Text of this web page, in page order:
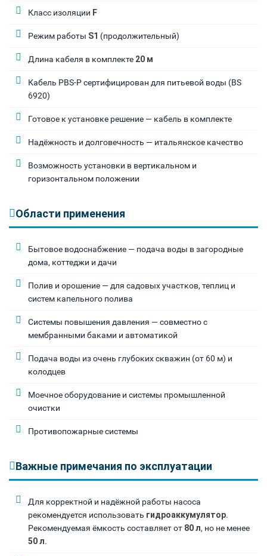
Класс изоляции F
Режим работы S1 (продолжительный)
Длина кабеля в комплекте 20 м
Кабель PBS-P сертифицирован для питьевой воды (BS
6920)
Готовое к установке решение — кабель в комплекте
Надёжность и долговечность — итальянское качество
Возможность установки в вертикальном и
горизонтальном положении
Области применения
Бытовое водоснабжение — подача воды в загородные
дома, коттеджи и дачи
Полив и орошение — для садовых участков, теплиц и
систем капельного полива
Системы повышения давления — совместно с
мембранными баками и автоматикой
Подача воды из очень глубоких скважин (от 60 м) и
колодцев
Моечное оборудование и системы промышленной
очистки
Противопожарные системы
Важные примечания по эксплуатации
Для корректной и надёжной работы насоса
рекомендуется использовать гидроаккумулятор.
Рекомендуемая ёмкость составляет от 80 л, но не менее
50 л.